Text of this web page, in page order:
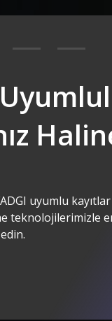
uyumlu
teknolojilerimizle
Tarayıcılarımızı